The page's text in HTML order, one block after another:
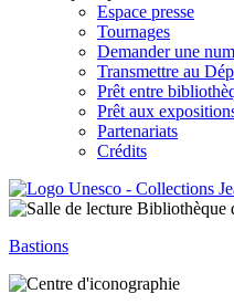
Espace presse
Tournages
Demander une
Transmettre au
Prêt entre
Prêt aux
Partenariats
Crédits
Bastions